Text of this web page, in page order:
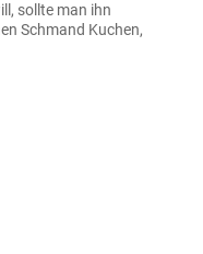
sollte man ihn
Schmand Kuchen,